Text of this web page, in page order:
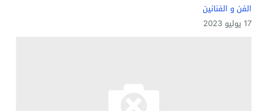
الفن و الفنانين
17 يوليو 2023